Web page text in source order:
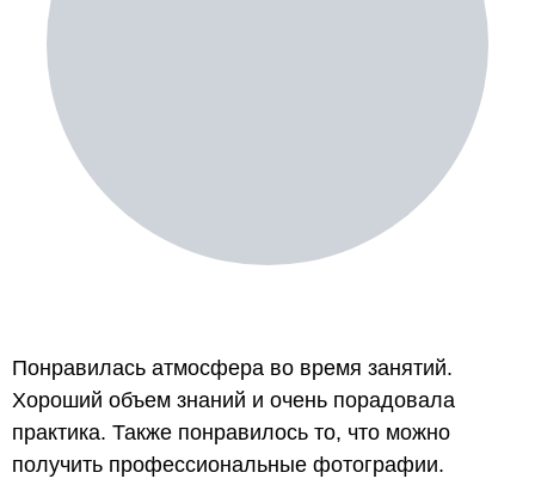
Понравилась атмосфера во время занятий.
Хороший объем знаний и очень порадовала
практика. Также понравилось то, что можно
получить профессиональные фотографии.